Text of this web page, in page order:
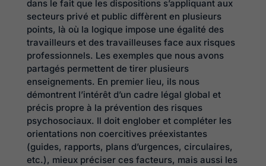
dans le fait que les dispositions s’appliquant aux
secteurs privé et public diffèrent en plusieurs
points, là où la logique impose une égalité des
travailleurs et des travailleuses face aux risques
professionnels. Les exemples que nous avons
partagés permettent de tirer plusieurs
enseignements. En premier lieu, ils nous
démontrent l’intérêt d’un cadre légal global et
précis propre à la prévention des risques
psychosociaux. Il doit englober et compléter les
orientations non coercitives préexistantes
(guides, rapports, plans d’urgences, circulaires,
etc.), mieux préciser ces facteurs, mais aussi les